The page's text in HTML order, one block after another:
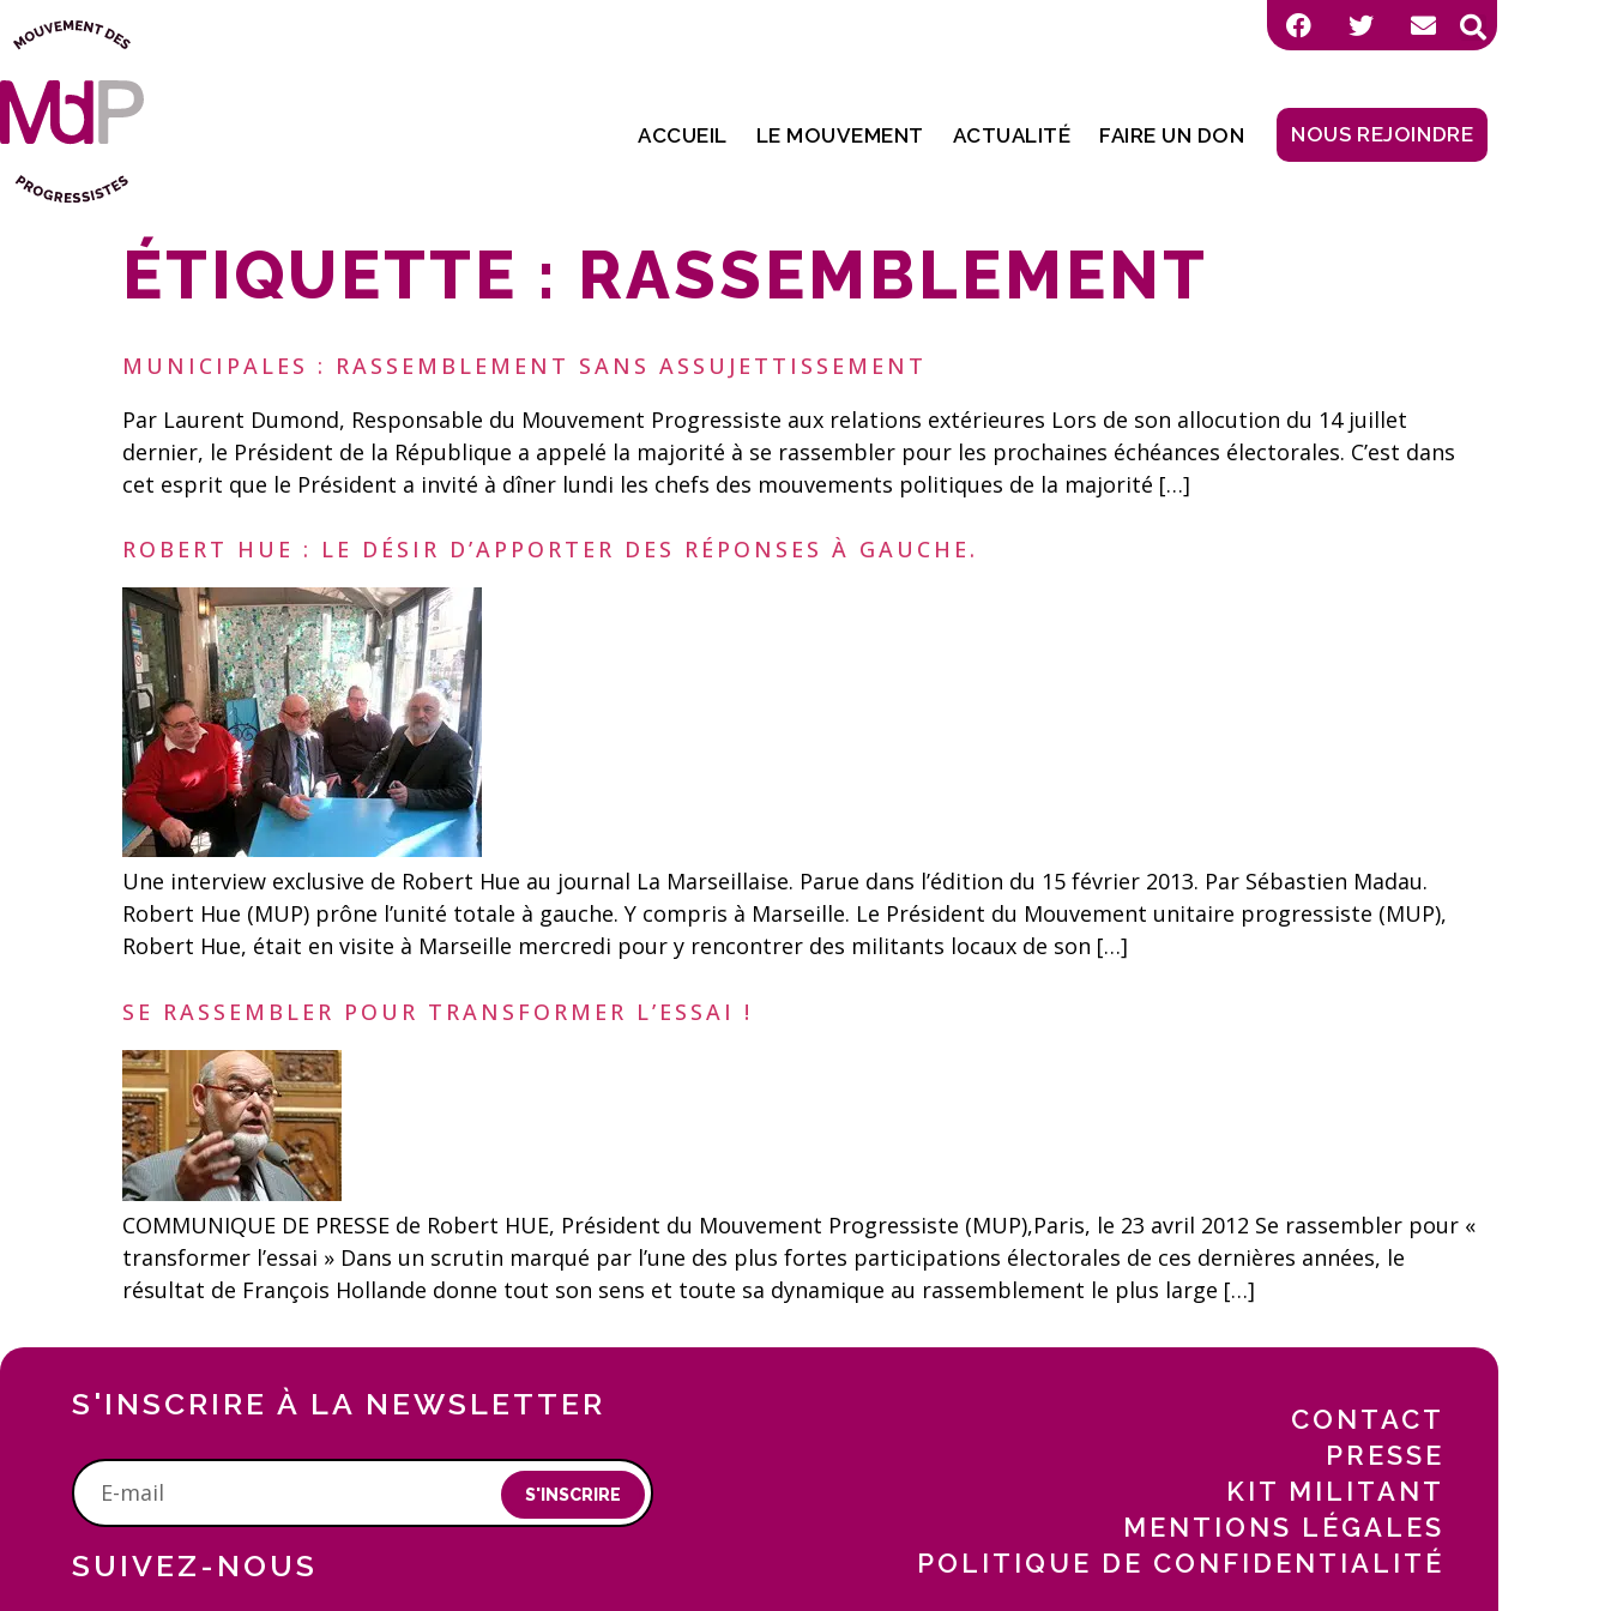
ACCUEIL LE MOUVEMENT ACTUALITÉ FAIRE UN DON NOUS REJOINDRE
ÉTIQUETTE : RASSEMBLEMENT
MUNICIPALES : RASSEMBLEMENT SANS ASSUJETTISSEMENT
Par Laurent Dumond, Responsable du Mouvement Progressiste aux relations extérieures Lors de son allocution du 14 juillet
dernier, le Président de la République a appelé la majorité à se rassembler pour les prochaines échéances électorales. C’est dans
cet esprit que le Président a invité à dîner lundi les chefs des mouvements politiques de la majorité […]
ROBERT HUE : LE DÉSIR D’APPORTER DES RÉPONSES À GAUCHE.
Une interview exclusive de Robert Hue au journal La Marseillaise. Parue dans l’édition du 15 février 2013. Par Sébastien Madau.
Robert Hue (MUP) prône l’unité totale à gauche. Y compris à Marseille. Le Président du Mouvement unitaire progressiste (MUP),
Robert Hue, était en visite à Marseille mercredi pour y rencontrer des militants locaux de son […]
SE RASSEMBLER POUR TRANSFORMER L’ESSAI !
COMMUNIQUE DE PRESSE de Robert HUE, Président du Mouvement Progressiste (MUP),Paris, le 23 avril 2012 Se rassembler pour «
transformer l’essai » Dans un scrutin marqué par l’une des plus fortes participations électorales de ces dernières années, le
résultat de François Hollande donne tout son sens et toute sa dynamique au rassemblement le plus large […]
S'INSCRIRE À LA NEWSLETTER
S'INSCRIRE
SUIVEZ-NOUS
CONTACT
PRESSE
KIT MILITANT
MENTIONS LÉGALES
POLITIQUE DE CONFIDENTIALITÉ